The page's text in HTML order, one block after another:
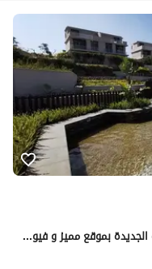
توين هاوس فيلا للبيع في البوسكو القاهرة الجديدة بموقع مميز و فيو مفتوح